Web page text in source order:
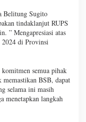
Belitung Sugito
tindaklanjut RUPS
” Mengapresiasi atas
2024 di Provinsi
semua pihak
memastikan BSB, dapat
selama ini masih
menetapkan langkah